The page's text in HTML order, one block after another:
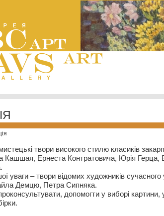
твори високого стилю класиків
Кашшая, Ернеста Контратовича, Юрія
уваги – твори відомих художників
Демцю, Петра Сипняка.
допомогти у виборі картини,